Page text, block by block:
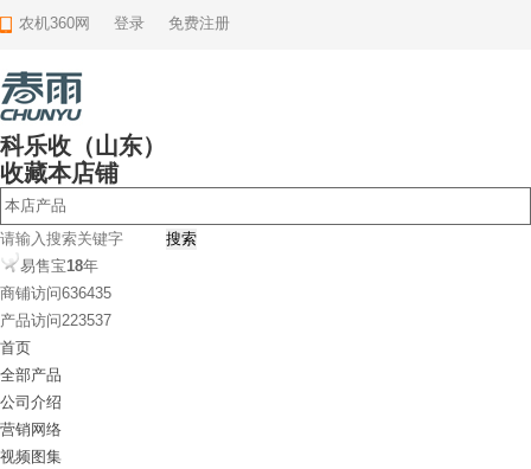
农机360网 登录 免费注册
科乐收（山东）
收藏本店铺
本店产品
易售宝18年
商铺访问636435
产品访问223537
首页
全部产品
公司介绍
营销网络
视频图集